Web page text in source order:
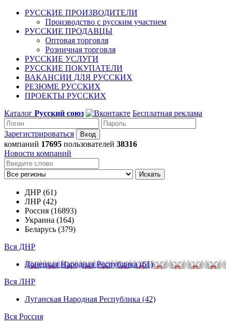
РУССКИЕ ПРОИЗВОДИТЕЛИ
Производство с русским участием
РУССКИЕ ПРОДАВЦЫ
Оптовая торговля
Розничная торговля
РУССКИЕ УСЛУГИ
РУССКИЕ ПОКУПАТЕЛИ
ВАКАНСИИ ДЛЯ РУССКИХ
РЕЗЮМЕ РУССКИХ
ПРОЕКТЫ РУССКИХ
Каталог Русский союз Бесплатная реклама
Зарегистрироваться
компаний 17695 пользователей 38316
Новости компаний
Искать
ДНР (61)
ЛНР (42)
Россия (16893)
Украина (164)
Беларусь (379)
Вся ДНР
Донецкая Народная Республика (61)
Вся ЛНР
Луганская Народная Республика (42)
Вся Россия